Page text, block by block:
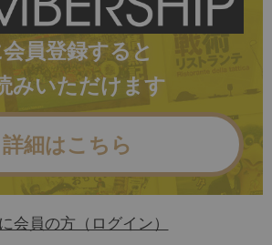
員登録すると
みいただけます
詳細はこちら
会員の方（ログイン）